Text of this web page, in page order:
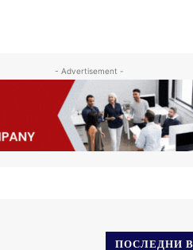
- Advertisement -
ПОСЛЕДНИ